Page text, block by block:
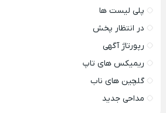
پلی لیست ها
در انتظار پخش
رپورتاژ آگهی
ریمیکس های تاپ
گلچین های ناب
مداحی جدید